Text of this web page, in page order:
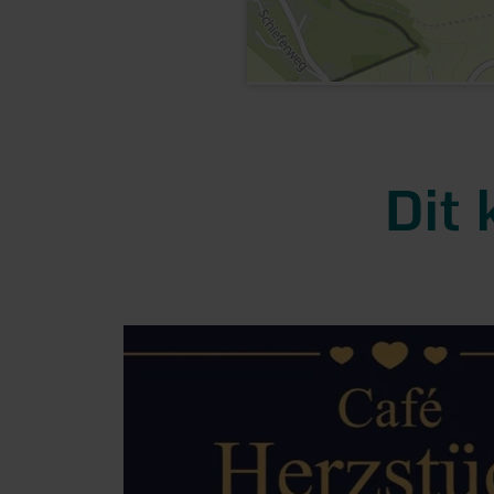
Dit
informatie